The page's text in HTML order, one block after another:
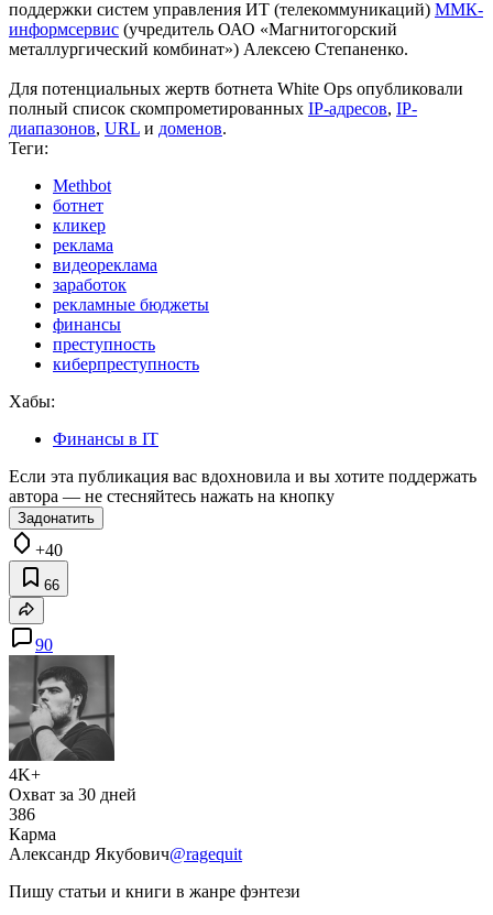
поддержки систем управления ИТ (телекоммуникаций) ММК-
информсервис (учредитель ОАО «Магнитогорский
металлургический комбинат») Алексею Степаненко.
Для потенциальных жертв ботнета White Ops опубликовали
полный список скомпрометированных IP-адресов, IP-
диапазонов, URL и доменов.
Теги:
Methbot
ботнет
кликер
реклама
видеореклама
заработок
рекламные бюджеты
финансы
преступность
киберпреступность
Хабы:
Финансы в IT
Если эта публикация вас вдохновила и вы хотите поддержать
автора — не стесняйтесь нажать на кнопку
Задонатить
+40
66
90
4K+
Охват за 30 дней
386
Карма
Александр Якубович@ragequit
Пишу статьи и книги в жанре фэнтези